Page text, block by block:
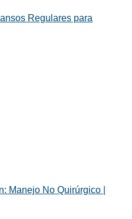
Regulares para
Manejo No Quirúrgico |